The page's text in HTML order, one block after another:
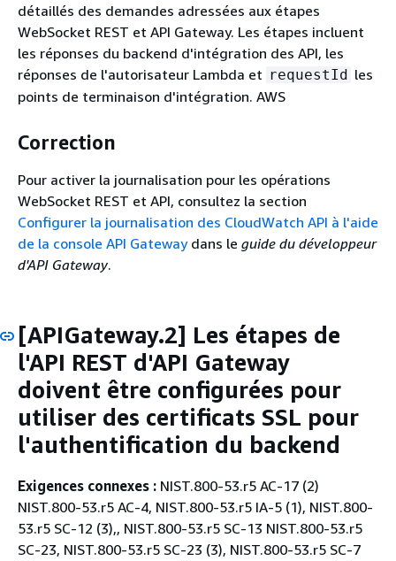
détaillés des demandes adressées aux étapes
WebSocket REST et API Gateway. Les étapes incluent
les réponses du backend d'intégration des API, les
réponses de l'autorisateur Lambda et requestId les
points de terminaison d'intégration. AWS
Correction
Pour activer la journalisation pour les opérations
WebSocket REST et API, consultez la section
Configurer la journalisation des CloudWatch API à l'aide
de la console API Gatewaydans le guide du développeur
d'API Gateway.
[APIGateway.2] Les étapes de
l'API REST d'API Gateway
doivent être configurées pour
utiliser des certificats SSL pour
l'authentification du backend
Exigences connexes : NIST.800-53.r5 AC-17 (2)
NIST.800-53.r5 AC-4, NIST.800-53.r5 IA-5 (1), NIST.800-
53.r5 SC-12 (3),, NIST.800-53.r5 SC-13 NIST.800-53.r5
SC-23, NIST.800-53.r5 SC-23 (3), NIST.800-53.r5 SC-7